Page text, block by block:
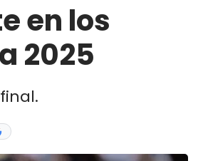
en los
2025